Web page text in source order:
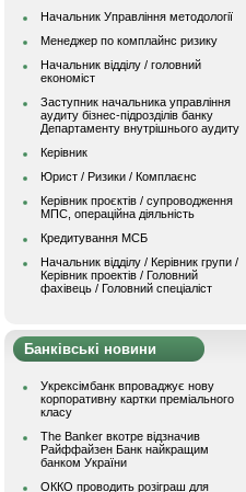
Начальник Управління методології
Менеджер по комплайнс ризику
Начальник відділу / головний
економіст
Заступник начальника управління
аудиту бізнес-підрозділів банку
Департаменту внутрішнього аудиту
Керівник
Юрист / Ризики / Комплаєнс
Керівник проєктів / супроводження
МПС, операційна діяльність
Кредитування МСБ
Начальник вiддiлу / Керівник групи /
Керівник проектів / Головний
фахівець / Головний спеціаліст
Банківські новини
Укрексімбанк впроваджує нову
корпоративну картки преміального
класу
The Banker вкотре відзначив
Райффайзен Банк найкращим
банком України
ОККО проводить розіграш для